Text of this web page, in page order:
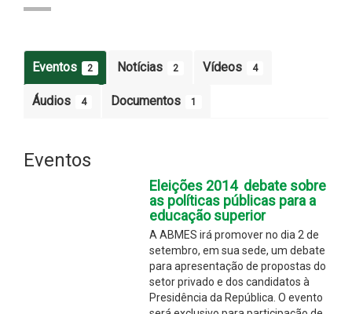
Eventos 2 Notícias 2 Vídeos 4
Áudios 4 Documentos 1
Eventos
Eleições 2014  debate sobre
as políticas públicas para a
educação superior
A ABMES irá promover no dia 2 de
setembro, em sua sede, um debate
para apresentação de propostas do
setor privado e dos candidatos à
Presidência da República. O evento